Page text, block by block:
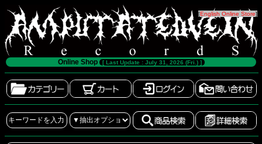
[English Online Store]
Online Shop [ Last Update : July 31, 2026 (Fri.) ]